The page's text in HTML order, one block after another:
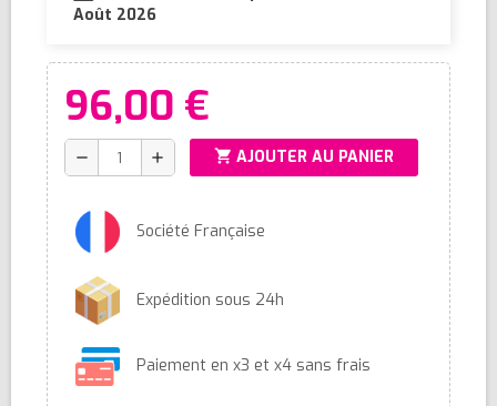
Août 2026
96,00 €
remove add shopping_cart AJOUTER AU PANIER
Société Française
Expédition sous 24h
Paiement en x3 et x4 sans frais